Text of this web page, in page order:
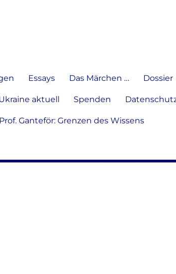
Essays Das Märchen … Dossier
aktuell Spenden
Prof. Ganteför: Grenzen des Wissens